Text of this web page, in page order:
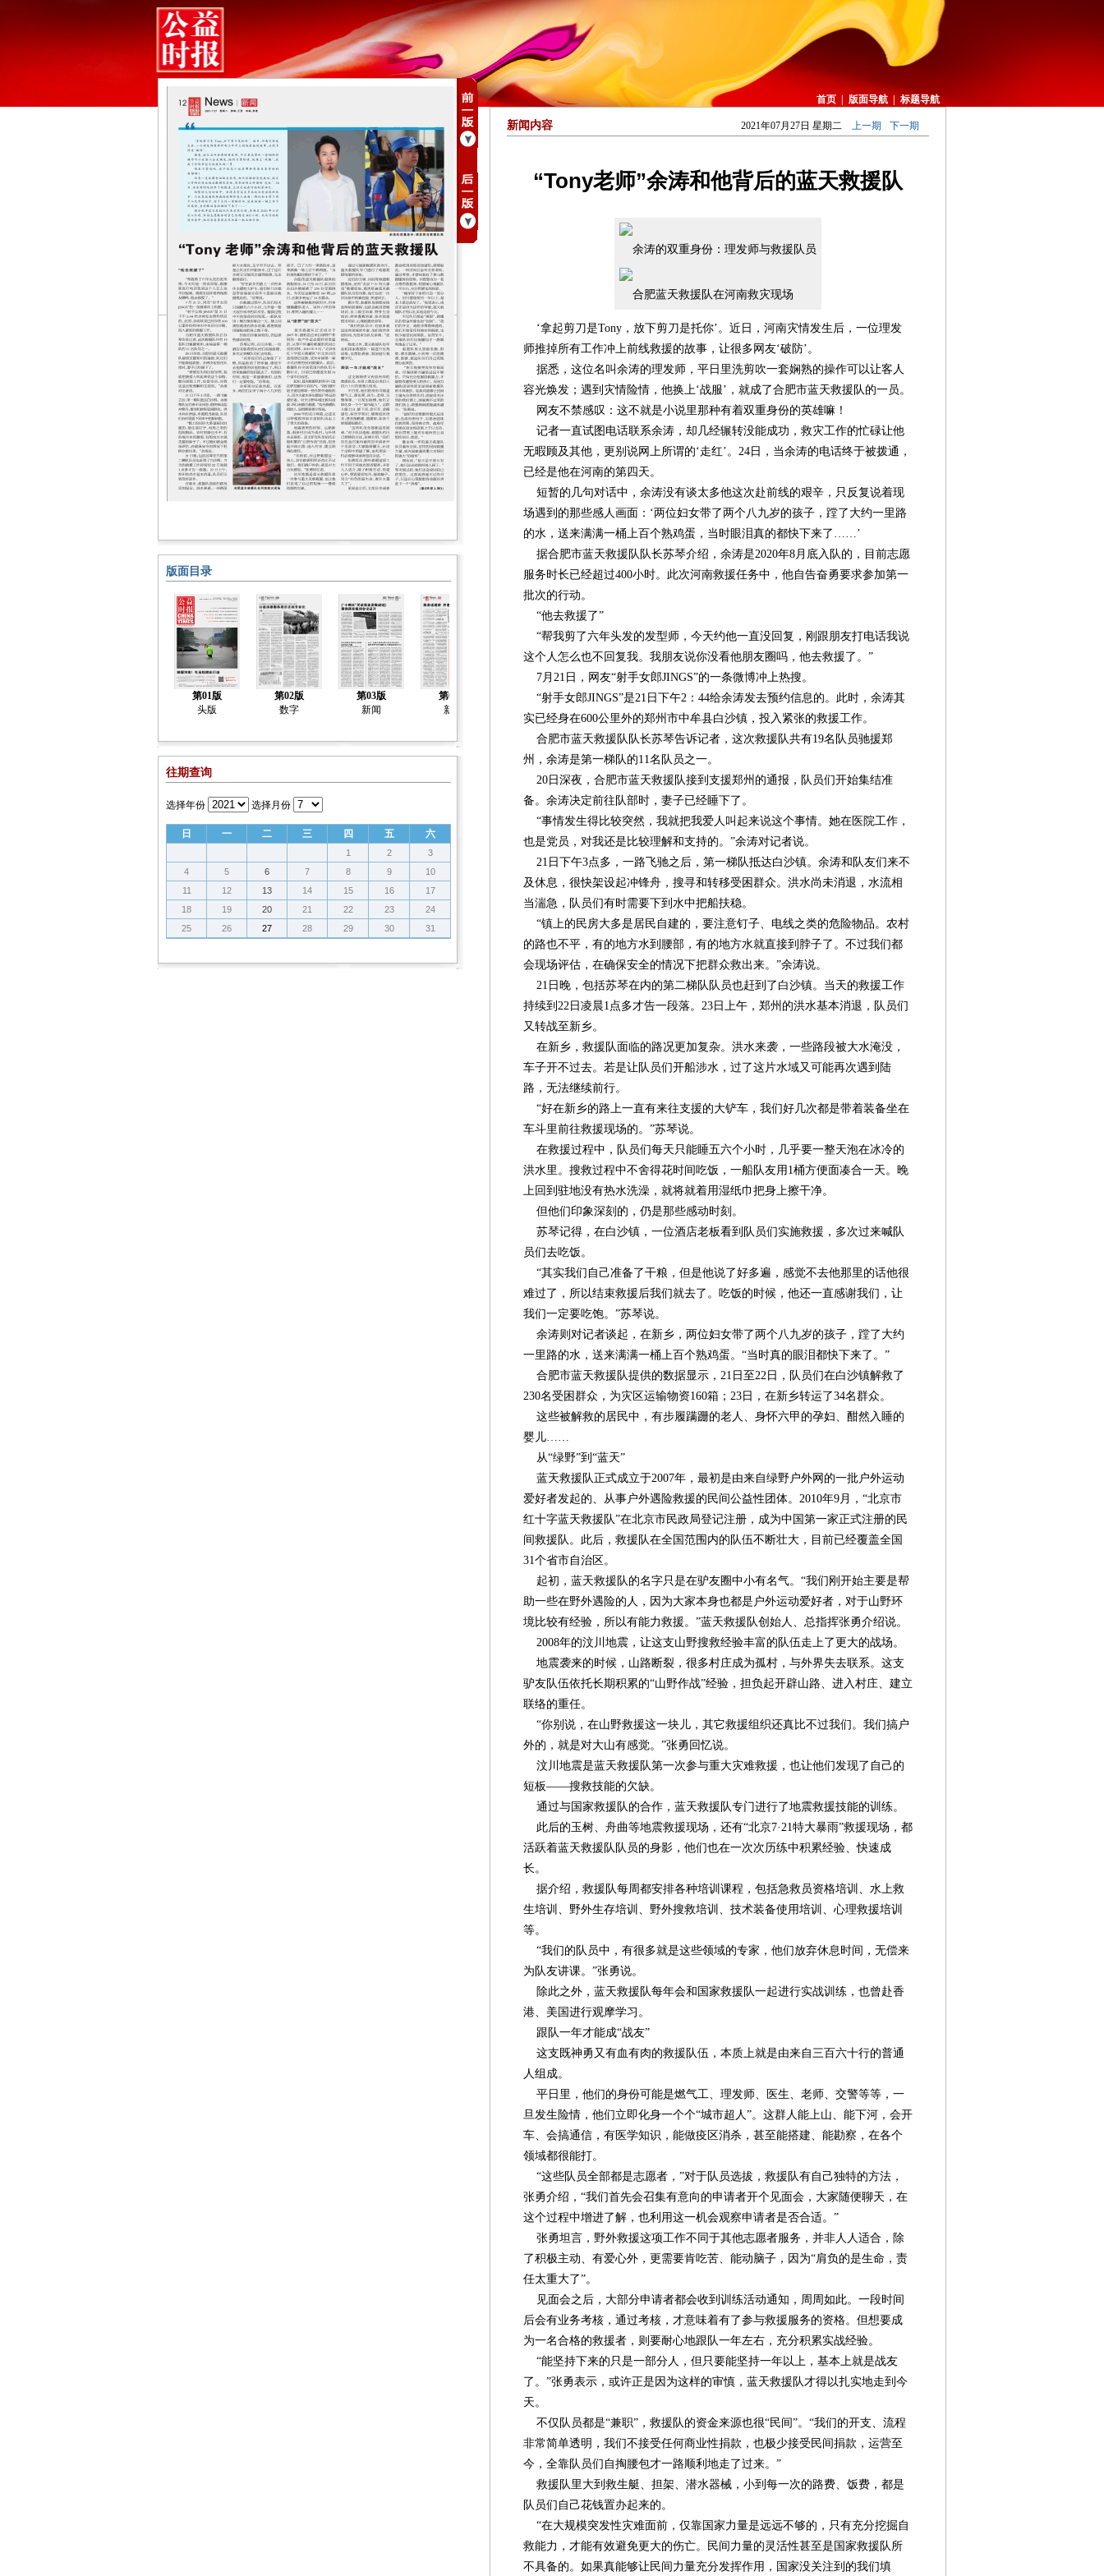
首页 版面导航 标题导航
版面目录
第01版
头版
第02版
数字
第03版
新闻
第04版
新闻
第05版
新闻
第06版
第07版
新闻
第08版
封面报道
第09版
往期查询
选择年份 选择月份
日 一 二 三 四 五 六
1 2
3
4
5 6 7 8 9
10
11
12 13 14 15 16
17
18
19 20 21 22 23
24
25
26 27 28 29 30 31
新闻内容 2021年07月27日 星期二 上一期 下一期
“Tony老师”余涛和他背后的蓝天救援队
余涛的双重身份：理发师与救援队员
合肥蓝天救援队在河南救灾现场
‘拿起剪刀是Tony，放下剪刀是托你’。近日，河南灾情发生后，一位理发
师推掉所有工作冲上前线救援的故事，让很多网友‘破防’。
据悉，这位名叫余涛的理发师，平日里洗剪吹一套娴熟的操作可以让客人
容光焕发；遇到灾情险情，他换上‘战服’，就成了合肥市蓝天救援队的一员。
网友不禁感叹：这不就是小说里那种有着双重身份的英雄嘛！
记者一直试图电话联系余涛，却几经辗转没能成功，救灾工作的忙碌让他
无暇顾及其他，更别说网上所谓的‘走红’。24日，当余涛的电话终于被拨通，
已经是他在河南的第四天。
短暂的几句对话中，余涛没有谈太多他这次赴前线的艰辛，只反复说着现
场遇到的那些感人画面：‘两位妇女带了两个八九岁的孩子，蹚了大约一里路
的水，送来满满一桶上百个熟鸡蛋，当时眼泪真的都快下来了……’
据合肥市蓝天救援队队长苏琴介绍，余涛是2020年8月底入队的，目前志愿
服务时长已经超过400小时。此次河南救援任务中，他自告奋勇要求参加第一
批次的行动。
“他去救援了”
“帮我剪了六年头发的发型师，今天约他一直没回复，刚跟朋友打电话我说
这个人怎么也不回复我。我朋友说你没看他朋友圈吗，他去救援了。”
7月21日，网友“射手女郎JINGS”的一条微博冲上热搜。
“射手女郎JINGS”是21日下午2：44给余涛发去预约信息的。此时，余涛其
实已经身在600公里外的郑州市中牟县白沙镇，投入紧张的救援工作。
合肥市蓝天救援队队长苏琴告诉记者，这次救援队共有19名队员驰援郑
州，余涛是第一梯队的11名队员之一。
20日深夜，合肥市蓝天救援队接到支援郑州的通报，队员们开始集结准
备。余涛决定前往队部时，妻子已经睡下了。
“事情发生得比较突然，我就把我爱人叫起来说这个事情。她在医院工作，
也是党员，对我还是比较理解和支持的。”余涛对记者说。
21日下午3点多，一路飞驰之后，第一梯队抵达白沙镇。余涛和队友们来不
及休息，很快架设起冲锋舟，搜寻和转移受困群众。洪水尚未消退，水流相
当湍急，队员们有时需要下到水中把船扶稳。
“镇上的民房大多是居民自建的，要注意钉子、电线之类的危险物品。农村
的路也不平，有的地方水到腰部，有的地方水就直接到脖子了。不过我们都
会现场评估，在确保安全的情况下把群众救出来。”余涛说。
21日晚，包括苏琴在内的第二梯队队员也赶到了白沙镇。当天的救援工作
持续到22日凌晨1点多才告一段落。23日上午，郑州的洪水基本消退，队员们
又转战至新乡。
在新乡，救援队面临的路况更加复杂。洪水来袭，一些路段被大水淹没，
车子开不过去。若是让队员们开船涉水，过了这片水域又可能再次遇到陆
路，无法继续前行。
“好在新乡的路上一直有来往支援的大铲车，我们好几次都是带着装备坐在
车斗里前往救援现场的。”苏琴说。
在救援过程中，队员们每天只能睡五六个小时，几乎要一整天泡在冰冷的
洪水里。搜救过程中不舍得花时间吃饭，一船队友用1桶方便面凑合一天。晚
上回到驻地没有热水洗澡，就将就着用湿纸巾把身上擦干净。
但他们印象深刻的，仍是那些感动时刻。
苏琴记得，在白沙镇，一位酒店老板看到队员们实施救援，多次过来喊队
员们去吃饭。
“其实我们自己准备了干粮，但是他说了好多遍，感觉不去他那里的话他很
难过了，所以结束救援后我们就去了。吃饭的时候，他还一直感谢我们，让
我们一定要吃饱。”苏琴说。
余涛则对记者谈起，在新乡，两位妇女带了两个八九岁的孩子，蹚了大约
一里路的水，送来满满一桶上百个熟鸡蛋。“当时真的眼泪都快下来了。”
合肥市蓝天救援队提供的数据显示，21日至22日，队员们在白沙镇解救了
230名受困群众，为灾区运输物资160箱；23日，在新乡转运了34名群众。
这些被解救的居民中，有步履蹒跚的老人、身怀六甲的孕妇、酣然入睡的
婴儿……
从“绿野”到“蓝天”
蓝天救援队正式成立于2007年，最初是由来自绿野户外网的一批户外运动
爱好者发起的、从事户外遇险救援的民间公益性团体。2010年9月，“北京市
红十字蓝天救援队”在北京市民政局登记注册，成为中国第一家正式注册的民
间救援队。此后，救援队在全国范围内的队伍不断壮大，目前已经覆盖全国
31个省市自治区。
起初，蓝天救援队的名字只是在驴友圈中小有名气。“我们刚开始主要是帮
助一些在野外遇险的人，因为大家本身也都是户外运动爱好者，对于山野环
境比较有经验，所以有能力救援。”蓝天救援队创始人、总指挥张勇介绍说。
2008年的汶川地震，让这支山野搜救经验丰富的队伍走上了更大的战场。
地震袭来的时候，山路断裂，很多村庄成为孤村，与外界失去联系。这支
驴友队伍依托长期积累的“山野作战”经验，担负起开辟山路、进入村庄、建立
联络的重任。
“你别说，在山野救援这一块儿，其它救援组织还真比不过我们。我们搞户
外的，就是对大山有感觉。”张勇回忆说。
汶川地震是蓝天救援队第一次参与重大灾难救援，也让他们发现了自己的
短板——搜救技能的欠缺。
通过与国家救援队的合作，蓝天救援队专门进行了地震救援技能的训练。
此后的玉树、舟曲等地震救援现场，还有“北京7·21特大暴雨”救援现场，都
活跃着蓝天救援队队员的身影，他们也在一次次历练中积累经验、快速成
长。
据介绍，救援队每周都安排各种培训课程，包括急救员资格培训、水上救
生培训、野外生存培训、野外搜救培训、技术装备使用培训、心理救援培训
等。
“我们的队员中，有很多就是这些领域的专家，他们放弃休息时间，无偿来
为队友讲课。”张勇说。
除此之外，蓝天救援队每年会和国家救援队一起进行实战训练，也曾赴香
港、美国进行观摩学习。
跟队一年才能成“战友”
这支既神勇又有血有肉的救援队伍，本质上就是由来自三百六十行的普通
人组成。
平日里，他们的身份可能是燃气工、理发师、医生、老师、交警等等，一
旦发生险情，他们立即化身一个个“城市超人”。这群人能上山、能下河，会开
车、会搞通信，有医学知识，能做疫区消杀，甚至能搭建、能勘察，在各个
领域都很能打。
“这些队员全部都是志愿者，”对于队员选拔，救援队有自己独特的方法，
张勇介绍，“我们首先会召集有意向的申请者开个见面会，大家随便聊天，在
这个过程中增进了解，也利用这一机会观察申请者是否合适。”
张勇坦言，野外救援这项工作不同于其他志愿者服务，并非人人适合，除
了积极主动、有爱心外，更需要肯吃苦、能动脑子，因为“肩负的是生命，责
任太重大了”。
见面会之后，大部分申请者都会收到训练活动通知，周周如此。一段时间
后会有业务考核，通过考核，才意味着有了参与救援服务的资格。但想要成
为一名合格的救援者，则要耐心地跟队一年左右，充分积累实战经验。
“能坚持下来的只是一部分人，但只要能坚持一年以上，基本上就是战友
了。”张勇表示，或许正是因为这样的审慎，蓝天救援队才得以扎实地走到今
天。
不仅队员都是“兼职”，救援队的资金来源也很“民间”。“我们的开支、流程
非常简单透明，我们不接受任何商业性捐款，也极少接受民间捐款，运营至
今，全靠队员们自掏腰包才一路顺利地走了过来。”
救援队里大到救生艇、担架、潜水器械，小到每一次的路费、饭费，都是
队员们自己花钱置办起来的。
“在大规模突发性灾难面前，仅靠国家力量是远远不够的，只有充分挖掘自
救能力，才能有效避免更大的伤亡。民间力量的灵活性甚至是国家救援队所
不具备的。如果真能够让民间力量充分发挥作用，国家没关注到的我们填